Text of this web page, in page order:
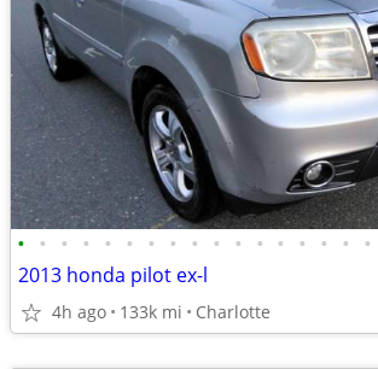
• • • • • • • • • • • • • • • • •
2013 honda pilot ex-l
4h ago 133k mi Charlotte